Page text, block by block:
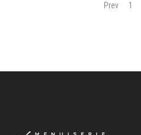
Prev 1